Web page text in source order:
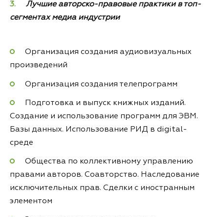
Лучшие авторско-правовые практики в топ-
сегментах медиа индустрии
Организация создания аудиовизуальных
произведений
Организация создания телепрограмм
Подготовка и выпуск книжных изданий.
Создание и использование программ для ЭВМ.
Базы данных. Использование РИД в digital-
среде
Общества по коллективному управлению
правами авторов. Соавторство. Наследование
исключительных прав. Сделки с иностранным
элементом